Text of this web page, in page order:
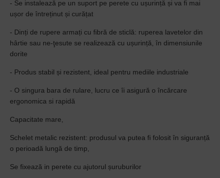
- Se instalează pe un suport pe perete cu ușurință și va fi mai
ușor de întreținut și curățat
- Dinți de rupere armați cu fibră de sticlă: ruperea lavetelor din
hârtie sau ne-ţesute se realizează cu ușurință, în dimensiunile
dorite
- Produs stabil și rezistent, ideal pentru mediile industriale
- O singura bara de rulare, lucru ce îi asigură o încărcare
ergonomica si rapidă
Capacitate mare,
Schelet metalic rezistent: produsul va putea fi folosit în siguranță
o perioadă lungă de timp,
Se fixează in perete cu ajutorul șuruburilor